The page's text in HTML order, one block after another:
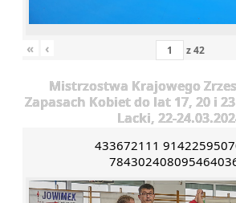
« ‹ z42
Mistrzostwa Krajowego
Zapasach Kobiet do lat 17, 20 i
Lacki, 22-
433672111